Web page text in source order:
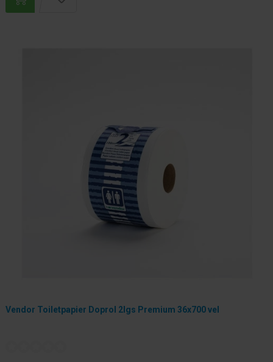
Vendor Toiletpapier Doprol 2lgs Premium 36x700 vel